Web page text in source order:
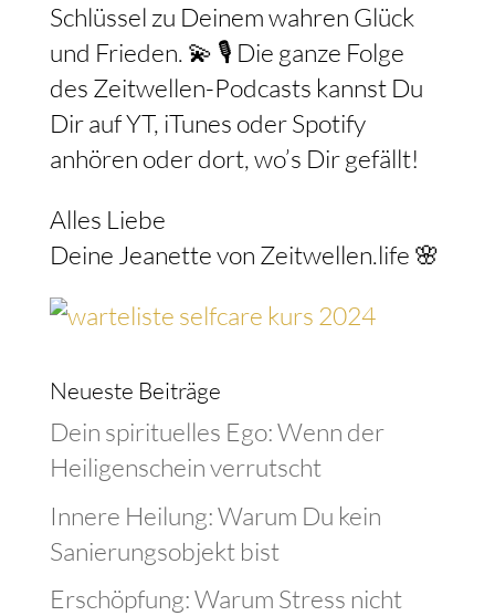
Schlüssel zu Deinem wahren Glück
und Frieden. 💫 🎙️ Die ganze Folge
des Zeitwellen-Podcasts kannst Du
Dir auf YT, iTunes oder Spotify
anhören oder dort, wo’s Dir gefällt!
Alles Liebe
Deine Jeanette von Zeitwellen.life 🌸
Neueste Beiträge
Dein spirituelles Ego: Wenn der
Heiligenschein verrutscht
Innere Heilung: Warum Du kein
Sanierungsobjekt bist
Erschöpfung: Warum Stress nicht